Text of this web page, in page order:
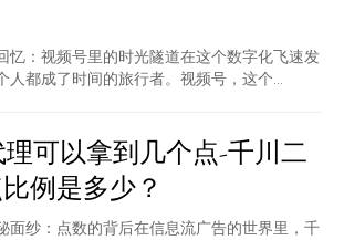
忆：视频号里的时光隧道在这个数字化飞速发
人都成了时间的旅行者。视频号，这个...
可以拿到几个点-千川二
例是多少？
面纱：点数的背后在信息流广告的世界里，千